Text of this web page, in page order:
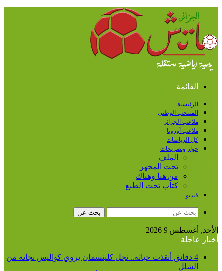
القائمة
الرئيسية
المنتخب الوطني
ملاعب الجزائر
ملاعب أوروبا
كل الرياضات
حوار وتصريحات
الملف
تحت المجهر
من هنا وهناك
كتاب تحت الطبع
فيديو
بحث عن
الأحد, أغسطس 9 2026
أخبار عاجلة
4 دقائق أنقذت حياته.. نجل كلينسمان يروي كواليس نجاته من
الشلل